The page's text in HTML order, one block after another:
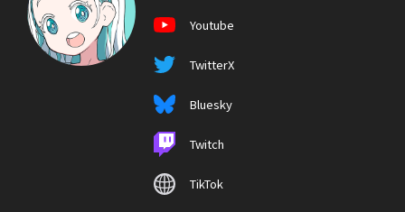
Youtube
TwitterX
Bluesky
Twitch
TikTok